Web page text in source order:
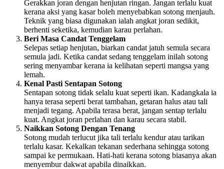
Gerakkan joran dengan henjutan ringan. Jangan terlalu kuat
kerana aksi yang kasar boleh menyebabkan sotong menjauh.
Teknik yang biasa digunakan ialah angkat joran sedikit,
berhenti seketika, kemudian karau perlahan.
Beri Masa Candat Tenggelam
Selepas setiap henjutan, biarkan candat jatuh semula secara
semula jadi. Ketika candat sedang tenggelam inilah sotong
sering menyambar kerana ia kelihatan seperti mangsa yang
lemah.
Kenal Pasti Sentapan Sotong
Sentapan sotong tidak selalu kuat seperti ikan. Kadangkala ia
hanya terasa seperti berat tambahan, getaran halus atau tali
menjadi tegang. Apabila terasa berat, jangan sentap terlalu
kuat. Angkat joran perlahan dan karau secara stabil.
Naikkan Sotong Dengan Tenang
Sotong mudah terlucut jika tali terlalu kendur atau tarikan
terlalu kasar. Kekalkan tekanan sederhana sehingga sotong
sampai ke permukaan. Hati-hati kerana sotong biasanya akan
menyembur dakwat apabila dinaikkan.